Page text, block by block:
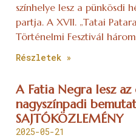
színhelye lesz a pünkösdi
partja. A XVII. „Tatai
Történelmi Fesztivál három
Részletek »
A Fatia Negra lesz
nagyszínpadi
SAJTÓKÖZLEMÉNY
2025-05-21